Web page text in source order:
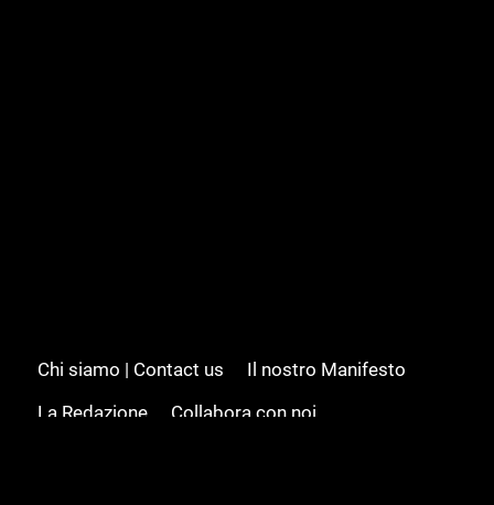
Chi siamo | Contact us
Il nostro Manifesto
La Redazione
Collabora con noi